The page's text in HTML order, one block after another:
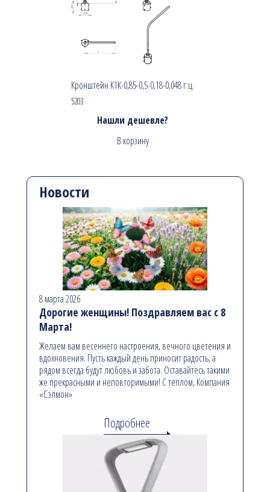
Кронштейн К1К-0,85-0,5-0,18-0,048 г.ц.
5203
Нашли дешевле?
В корзину
Новости
8 марта 2026
Дорогие женщины! Поздравляем вас с 8
Марта!
Желаем вам весеннего настроения, вечного цветения и
вдохновения. Пусть каждый день приносит радость, а
рядом всегда будут любовь и забота. Оставайтесь такими
же прекрасными и неповторимыми! С теплом, Компания
«Сэлмон»
Подробнее